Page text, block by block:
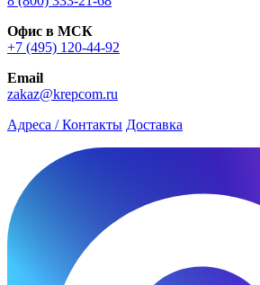
Офис в МСК
+7 (495) 120-44-92
Email
zakaz@krepcom.ru
Адреса / Контакты Доставка